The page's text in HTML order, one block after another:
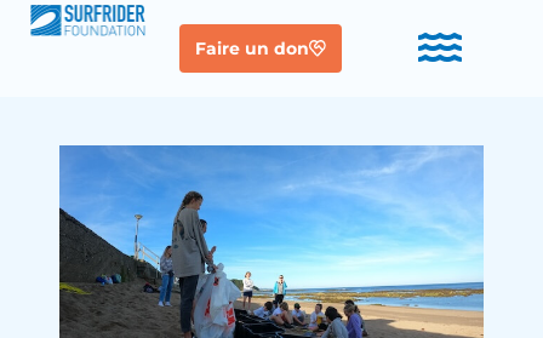
Faire un don